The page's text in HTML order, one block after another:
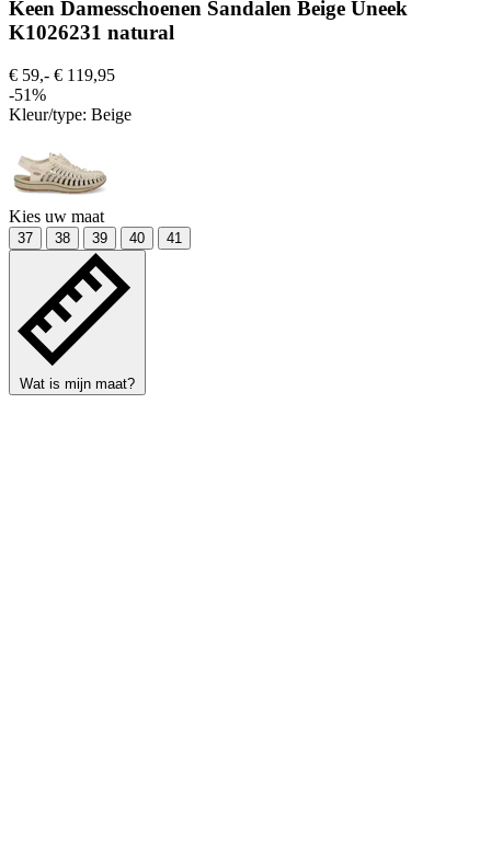
Keen Damesschoenen Sandalen Beige Uneek
K1026231 natural
€ 59,- € 119,95
-51%
Kleur/type: Beige
Kies uw maat
37 38 39 40 41
Wat is mijn maat?